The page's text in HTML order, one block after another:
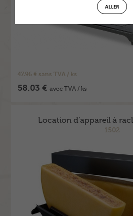
ALLER
47.96 € sans TVA / ks
58.03 €avec TVA / ks
Location d’appareil à
1502